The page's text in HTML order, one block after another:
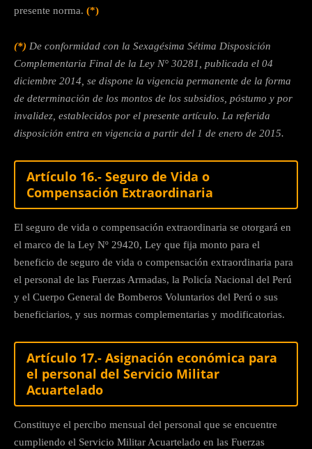
presente norma. (*)
(*) De conformidad con la Sexagésima Sétima Disposición
Complementaria Final de la Ley N° 30281, publicada el 04
diciembre 2014, se dispone la vigencia permanente de la forma
de determinación de los montos de los subsidios, póstumo y por
invalidez, establecidos por el presente artículo. La referida
disposición entra en vigencia a partir del 1 de enero de 2015.
Artículo 16.- Seguro de Vida o
Compensación Extraordinaria
El seguro de vida o compensación extraordinaria se otorgará en
el marco de la Ley Nº 29420, Ley que fija monto para el
beneficio de seguro de vida o compensación extraordinaria para
el personal de las Fuerzas Armadas, la Policía Nacional del Perú
y el Cuerpo General de Bomberos Voluntarios del Perú o sus
beneficiarios, y sus normas complementarias y modificatorias.
Artículo 17.- Asignación económica para
el personal del Servicio Militar
Acuartelado
Constituye el percibo mensual del personal que se encuentre
cumpliendo el Servicio Militar Acuartelado en las Fuerzas